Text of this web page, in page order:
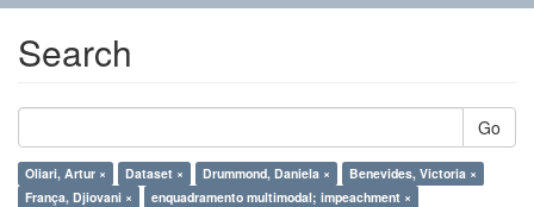
Search
Go
Oliari, Artur × Dataset × Drummond, Daniela ×
Benevides, Victoria ×
França, Djiovani ×
enquadramento multimodal; impeachment ×